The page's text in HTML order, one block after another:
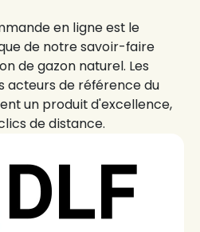
en ligneest le
de notre savoir-faire
degazon naturel. Les
acteurs de référence du
un produit d'excellence,
de distance.